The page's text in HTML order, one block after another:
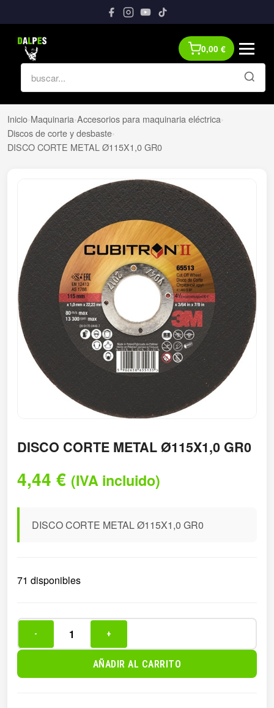
0,00 €
Inicio›Maquinaria›Accesorios para maquinaria eléctrica›
Discos de corte y desbaste›
DISCO CORTE METAL Ø115X1,0 GR0
DISCO CORTE METAL Ø115X1,0 GR0
4,44 € (IVA incluido)
DISCO CORTE METAL Ø115X1,0 GR0
71 disponibles
CORTE
- +
AÑADIR AL CARRITO